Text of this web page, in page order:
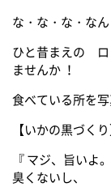
な・な・な・なん
ひと昔まえの ロ
ませんか ！
食べている所を
【いかの黒づく
『 マジ、旨いよ
臭くないし、